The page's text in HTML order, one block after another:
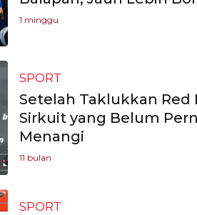
1 minggu
SPORT
Setelah Taklukkan Red
Sirkuit yang Belum
Menangi
11 bulan
SPORT